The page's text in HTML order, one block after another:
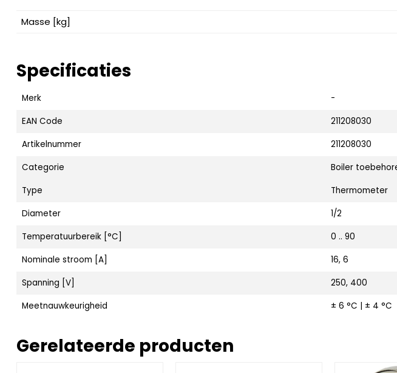
Masse [kg]
Specificaties
Merk
-
EAN Code
211208030
Artikelnummer
211208030
Categorie
Boiler
Type
Thermometer
Diameter
1/2
Temperatuurbereik [°C]
0 .. 90
Nominale stroom [A]
16, 6
Spanning [V]
250, 400
Meetnauwkeurigheid
± 6 °C | ± 4 °C
Gerelateerde producten